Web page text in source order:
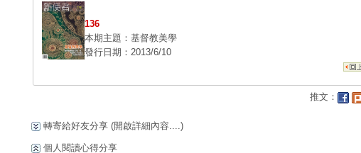
136
本期主題：基督教美學
發行日期：2013/6/10
推文：
轉寄給好友分享 (開啟詳細內容....)
個人閱讀心得分享